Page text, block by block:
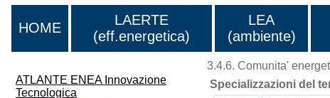
HOME
LAERTE
(eff.energetica)
LEA
(ambiente)
ATLANTE ENEA Innovazione
Tecnologica
3.4.6. Comunita'
Specializzazioni del